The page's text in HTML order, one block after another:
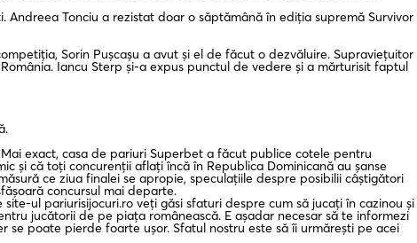
Tonciu a rezistat doar o săptămână în ediția supremă Survivor
Sorin Pușcașu a avut și el de făcut o dezvăluire. Supraviețuitor
Iancu Sterp și-a expus punctul de vedere și a mărturisit faptul
exact, casa de pariuri Superbet a făcut publice cotele pentru
și că toți concurenții aflați încă în Republica Dominicană au șanse
ce ziua finalei se apropie, speculațiile despre posibilii câștigători
concursul mai departe.
ul pariurisijocuri.ro veți găsi sfaturi despre cum să jucați în cazinou și
jucătorii de pe piața românească. E așadar necesar să te informezi
poate pierde foarte ușor. Sfatul nostru este să îi urmărești pe acei